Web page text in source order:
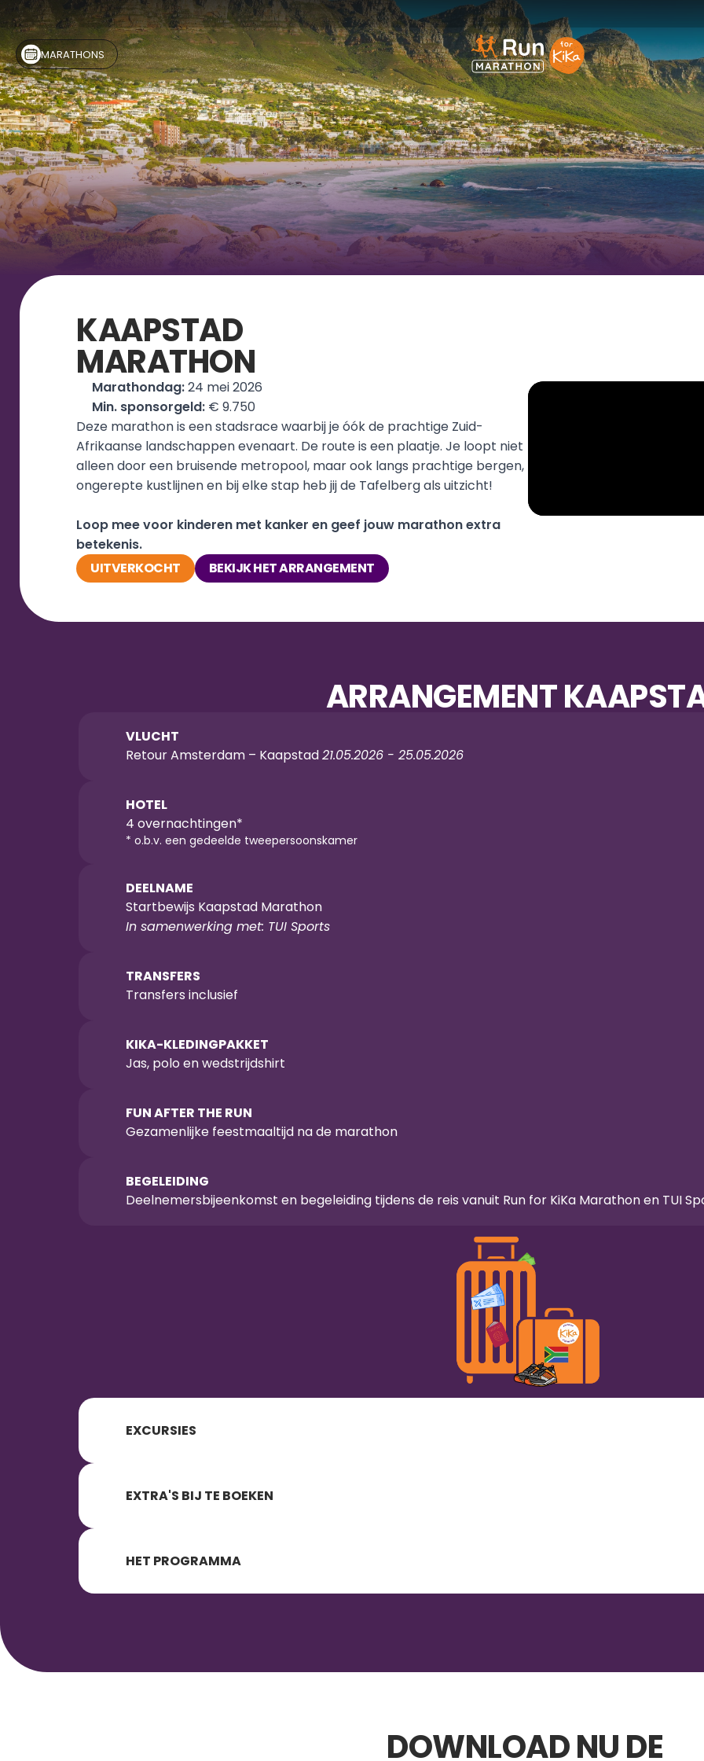
MARATHONS
KAAPSTAD
MARATHON
Marathondag: 24 mei 2026
Min. sponsorgeld: € 9.750
Deze marathon is een stadsrace waarbij je óók de prachtige Zuid-
Afrikaanse landschappen evenaart. De route is een plaatje. Je loopt niet
alleen door een bruisende metropool, maar ook langs prachtige bergen,
ongerepte kustlijnen en bij elke stap heb jij de Tafelberg als uitzicht!
Loop mee voor kinderen met kanker en geef jouw marathon extra
betekenis.
UITVERKOCHT
BEKIJK HET ARRANGEMENT
ARRANGEMENT
VLUCHT
Retour Amsterdam – Kaapstad 21.05.2026 - 25.05.2026
HOTEL
4 overnachtingen*
* o.b.v. een gedeelde tweepersoonskamer
DEELNAME
Startbewijs Kaapstad Marathon
In samenwerking met: TUI Sports
TRANSFERS
Transfers inclusief
KIKA-KLEDINGPAKKET
Jas, polo en wedstrijdshirt
FUN AFTER THE RUN
Gezamenlijke feestmaaltijd na de marathon
BEGELEIDING
Deelnemersbijeenkomst en begeleiding tijdens de reis vanuit Run for KiKa Marathon en TUI
EXCURSIES
EXTRA'S BIJ TE BOEKEN
HET PROGRAMMA
DOWNLOAD NU DE